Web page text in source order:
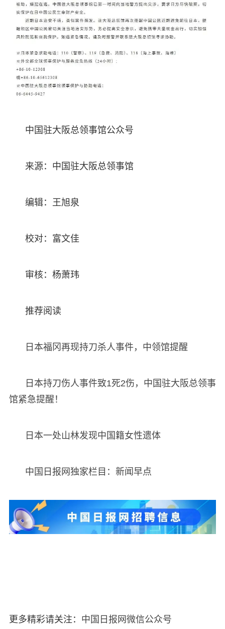
中国驻大阪总领事馆公众号
来源：中国驻大阪总领事馆
编辑：王旭泉
校对：富文佳
审核：杨萧玮
推荐阅读
日本福冈再现持刀杀人事件，中领馆提醒
日本持刀伤人事件致1死2伤，中国驻大阪总领事
馆紧急提醒！
日本一处山林发现中国籍女性遗体
中国日报网独家栏目：新闻早点
更多精彩请关注： 中国日报网微信公众号